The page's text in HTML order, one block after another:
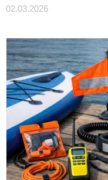
02.03.2026